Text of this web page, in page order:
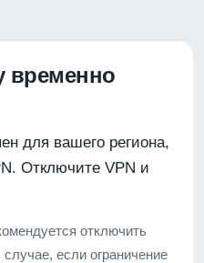
временно
для вашего региона,
Отключите VPN и
отключить
если ограничение